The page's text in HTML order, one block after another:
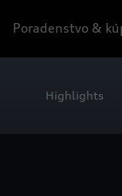
Poradenstvo &
Highlights